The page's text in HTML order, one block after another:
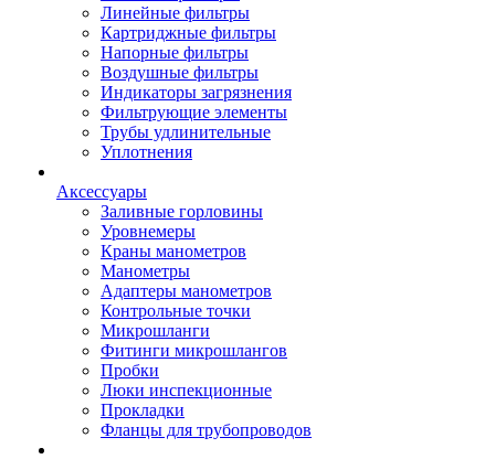
Линейные фильтры
Картриджные фильтры
Напорные фильтры
Воздушные фильтры
Индикаторы загрязнения
Фильтрующие элементы
Трубы удлинительные
Уплотнения
Аксессуары
Заливные горловины
Уровнемеры
Краны манометров
Манометры
Адаптеры манометров
Контрольные точки
Микрошланги
Фитинги микрошлангов
Пробки
Люки инспекционные
Прокладки
Фланцы для трубопроводов